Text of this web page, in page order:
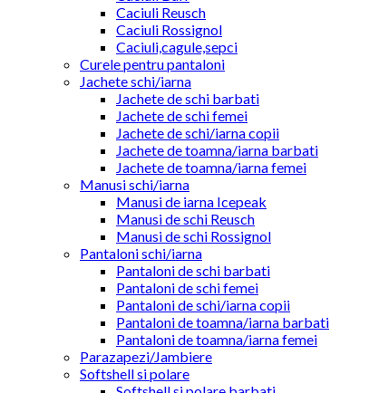
Caciuli Reusch
Caciuli Rossignol
Caciuli,cagule,sepci
Curele pentru pantaloni
Jachete schi/iarna
Jachete de schi barbati
Jachete de schi femei
Jachete de schi/iarna copii
Jachete de toamna/iarna barbati
Jachete de toamna/iarna femei
Manusi schi/iarna
Manusi de iarna Icepeak
Manusi de schi Reusch
Manusi de schi Rossignol
Pantaloni schi/iarna
Pantaloni de schi barbati
Pantaloni de schi femei
Pantaloni de schi/iarna copii
Pantaloni de toamna/iarna barbati
Pantaloni de toamna/iarna femei
Parazapezi/Jambiere
Softshell si polare